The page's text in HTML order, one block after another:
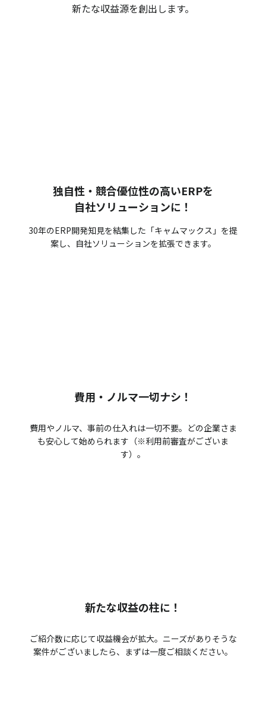
新たな収益源を創出します。
独自性・競合優位性の高いERPを
自社ソリューションに！
30年のERP開発知見を結集した「キャムマックス」を提
案し、自社ソリューションを拡張できます。
費用・ノルマ一切ナシ！
費用やノルマ、事前の仕入れは一切不要。どの企業さま
も安心して始められます（※利用前審査がございま
す）。
新たな収益の柱に！
ご紹介数に応じて収益機会が拡大。ニーズがありそうな
案件がございましたら、まずは一度ご相談ください。